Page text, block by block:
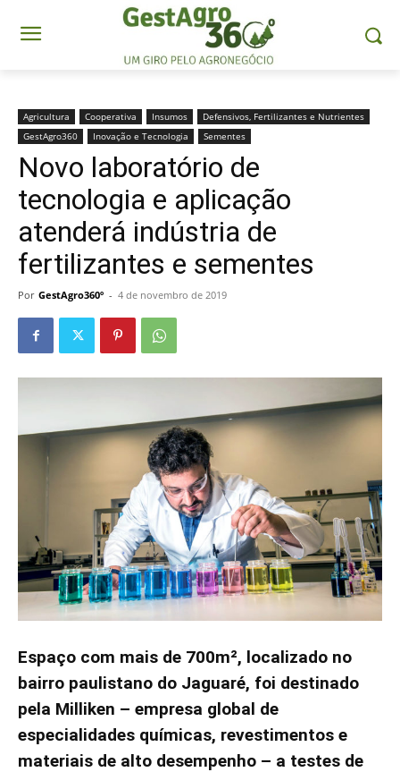
Agricultura Cooperativa Insumos
Defensivos, Fertilizantes e Nutrientes
GestAgro360
Inovação e Tecnologia Sementes
Novo laboratório de
tecnologia e aplicação
atenderá indústria de
fertilizantes e sementes
Por GestAgro360º - 4 de novembro de 2019
Espaço com mais de 700m², localizado no
bairro paulistano do Jaguaré, foi destinado
pela Milliken – empresa global de
especialidades químicas, revestimentos e
materiais de alto desempenho – a testes de